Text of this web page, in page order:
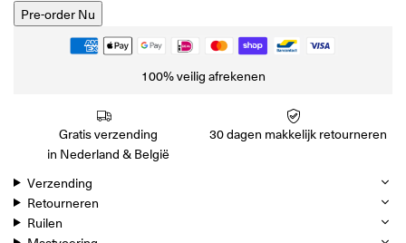
Pre-order Nu
100% veilig afrekenen
Gratis verzending
in Nederland & België
30 dagen makkelijk retourneren
Verzending
Retourneren
Ruilen